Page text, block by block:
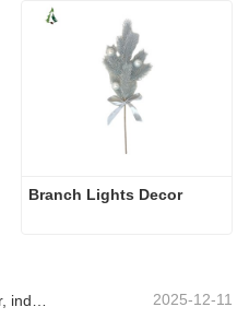
Branch Lights Decor
2025-12-11